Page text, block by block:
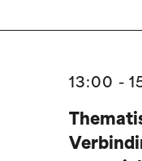
13:00 -